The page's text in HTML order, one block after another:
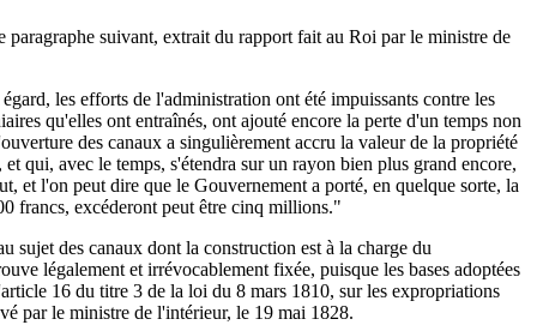
suivant, extrait du rapport fait au Roi par le ministre de
les efforts de l'administration ont été impuissants contre les
qu'elles ont entraînés, ont ajouté encore la perte d'un temps non
des canaux a singulièrement accru la valeur de la propriété
qui, avec le temps, s'étendra sur un rayon bien plus grand encore,
et l'on peut dire que le Gouvernement a porté, en quelque sorte, la
francs, excéderont peut être cinq millions."
sujet des canaux dont la construction est à la charge du
légalement et irrévocablement fixée, puisque les bases adoptées
16 du titre 3 de la loi du 8 mars 1810, sur les expropriations
par le ministre de l'intérieur, le 19 mai 1828.